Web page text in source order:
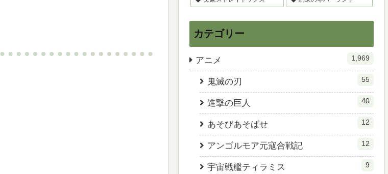
カテゴリー
アニメ 1,969
鬼滅の刃 55
進撃の巨人 40
あそびあそばせ 12
アンゴルモア元寇合戦記 12
宇宙戦艦ティラミス 9